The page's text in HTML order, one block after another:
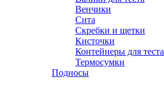
Венчики
Сита
Скребки и щетки
Кисточки
Контейнеры для теста
Термосумки
Подносы